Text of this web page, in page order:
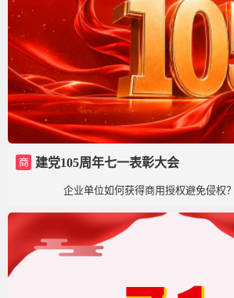
商 建党105周年七一表彰大会
企业单位如何获得商用授权避免侵权？